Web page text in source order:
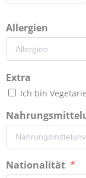
Allergien
Extra
Ich bin
Nationalität